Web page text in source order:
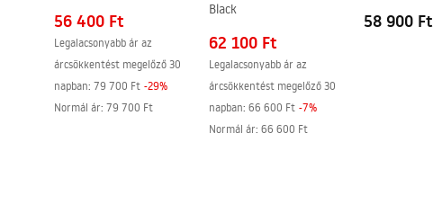
Profilok kivitele
fekete
A profilok állítása
Tömítékkészlet a csomagban
Zuhanytálca nélkül is felszerelhető
56 400 Ft
Legalacsonyabb ár az
árcsökkentést megelőző 30
napban: 79 700 Ft -29%
Normál ár: 79 700 Ft
Black
62 100 Ft
Legalacsonyabb ár az
árcsökkentést megelőző 30
napban: 66 600 Ft -7%
Normál ár: 66 600 Ft
58 900 Ft